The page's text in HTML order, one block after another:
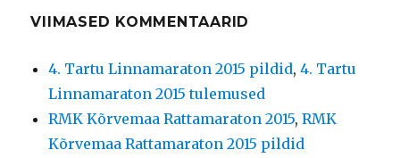
VIIMASED KOMMENTAARID
4. Tartu Linnamaraton 2015 pildid,4. Tartu
Linnamaraton 2015 tulemused
RMK Kõrvemaa Rattamaraton 2015,RMK
Kõrvemaa Rattamaraton 2015 pildid